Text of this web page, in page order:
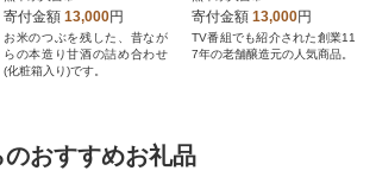
ット
寄付金額 13,000円
お米のつぶを残した、昔なが
らの本造り甘酒の詰め合わせ
(化粧箱入り)です。
寄付金額 13,000円
TV番組でも紹介された創業11
7年の老舗醸造元の人気商品。
おすすめお礼品